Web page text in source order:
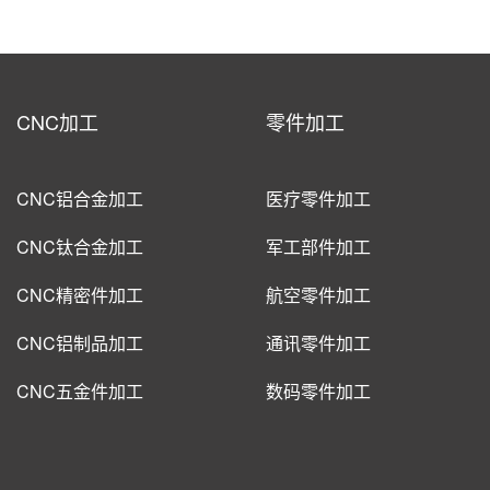
CNC加工
CNC铝合金加工
CNC钛合金加工
CNC精密件加工
CNC铝制品加工
CNC五金件加工
零件加工
医疗零件加工
军工部件加工
航空零件加工
通讯零件加工
数码零件加工